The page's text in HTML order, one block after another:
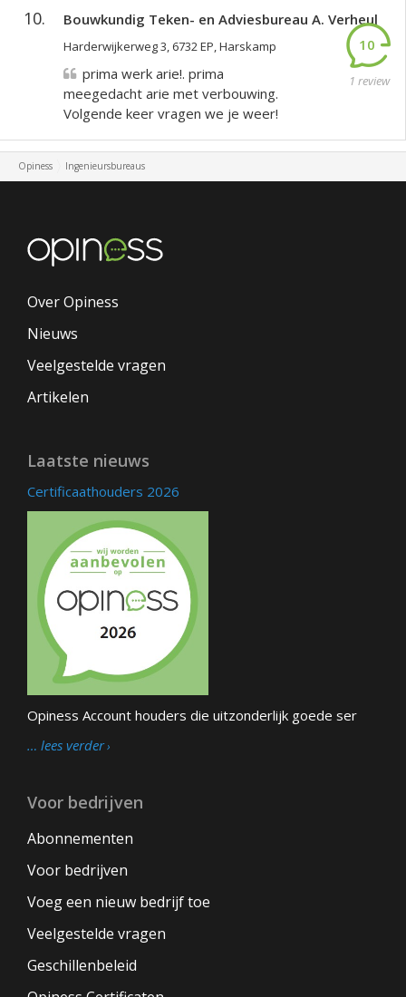
10. Bouwkundig Teken- en Adviesbureau A. Verheul
Harderwijkerweg 3, 6732 EP, Harskamp 10
1 review
prima werk arie!. prima
meegedacht arie met verbouwing.
Volgende keer vragen we je weer!
Opiness Ingenieursbureaus
Over Opiness
Nieuws
Veelgestelde vragen
Artikelen
Laatste nieuws
Certificaathouders 2026
Opiness Account houders die uitzonderlijk goede ser
… lees verder
Voor bedrijven
Abonnementen
Voor bedrijven
Voeg een nieuw bedrijf toe
Veelgestelde vragen
Geschillenbeleid